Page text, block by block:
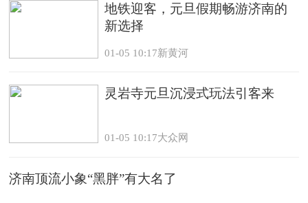
地铁迎客，元旦假期畅游济南的
新选择
01-05 10:17新黄河
灵岩寺元旦沉浸式玩法引客来
01-05 10:17大众网
济南顶流小象“黑胖”有大名了